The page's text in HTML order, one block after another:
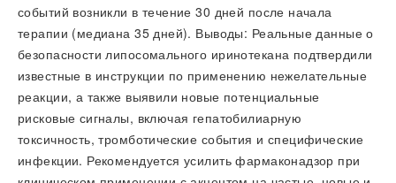
событий возникли в течение 30 дней после начала
терапии (медиана 35 дней). Выводы: Реальные данные о
безопасности липосомального иринотекана подтвердили
известные в инструкции по применению нежелательные
реакции, а также выявили новые потенциальные
рисковые сигналы, включая гепатобилиарную
токсичность, тромботические события и специфические
инфекции. Рекомендуется усилить фармаконадзор при